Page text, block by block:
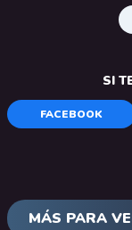
SI
FACEBOOK
MÁS PARA